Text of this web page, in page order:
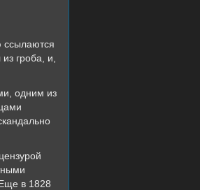
ссылаются
гроба, и,
одним из
в 1828